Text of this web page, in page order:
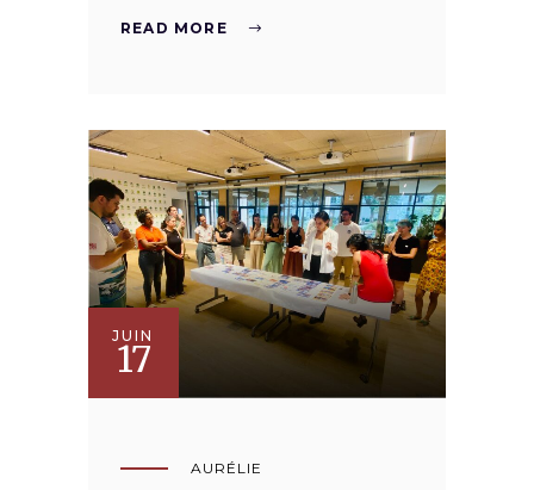
READ MORE
JUIN
17
AURÉLIE